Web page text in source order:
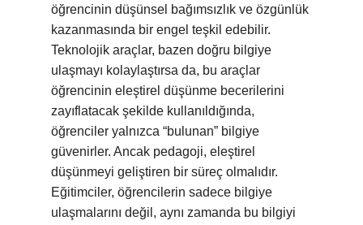
öğrencinin düşünsel bağımsızlık ve özgünlük
kazanmasında bir engel teşkil edebilir.
Teknolojik araçlar, bazen doğru bilgiye
ulaşmayı kolaylaştırsa da, bu araçlar
öğrencinin eleştirel düşünme becerilerini
zayıflatacak şekilde kullanıldığında,
öğrenciler yalnızca “bulunan” bilgiye
güvenirler. Ancak pedagoji, eleştirel
düşünmeyi geliştiren bir süreç olmalıdır.
Eğitimciler, öğrencilerin sadece bilgiye
ulaşmalarını değil, aynı zamanda bu bilgiyi